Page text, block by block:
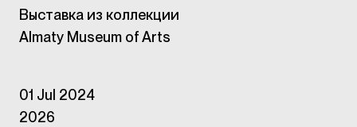
Выставка из коллекции
Almaty Museum of Arts
01 Jul 2024
2026